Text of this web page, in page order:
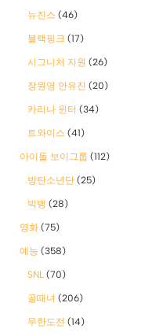
뉴진스 (46)
블랙핑크 (17)
시그니처 지원 (26)
장원영 안유진 (20)
카리나 윈터 (34)
트와이스 (41)
아이돌 보이그룹 (112)
방탄소년단 (25)
빅뱅 (28)
영화 (75)
예능 (358)
SNL (70)
골때녀 (206)
무한도전 (14)